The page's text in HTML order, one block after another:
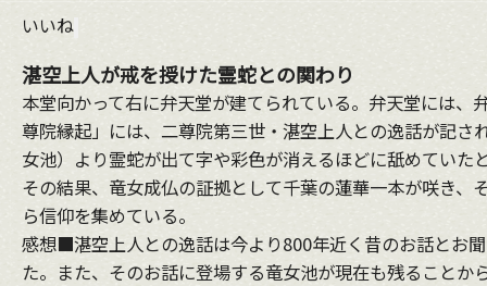
いいね
湛空上人が戒を授けた霊蛇との関わり
本堂向かって右に弁天堂が建てられている。弁天堂には
尊院縁起」には、二尊院第三世・湛空上人との逸話が記
女池）より霊蛇が出て字や彩色が消えるほどに舐めてい
その結果、竜女成仏の証拠として千葉の蓮華一本が咲き
ら信仰を集めている。
感想■湛空上人との逸話は今より800年近く昔のお話とお
た。また、そのお話に登場する竜女池が現在も残ること